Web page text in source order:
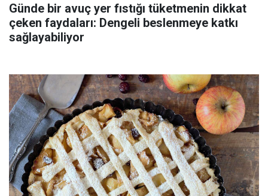
Günde bir avuç yer fıstığı tüketmenin dikkat
çeken faydaları: Dengeli beslenmeye katkı
sağlayabiliyor